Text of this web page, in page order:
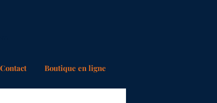
Contact Boutique en ligne